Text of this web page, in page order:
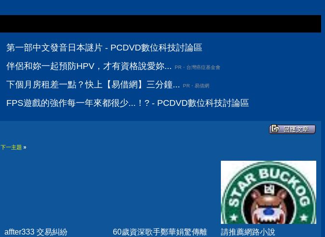
第一部中文發音日本謎片 - PCDVD數位科技討論區
伴侶和妳一起預防HPV，才有資格說愛妳...
PR・台灣癌症基金會
下個月房租差一點？快上【易借網】三分鐘... PR・易借網
FPS遊戲的強作每一年來都很少...！? - PCDVD數位科技討論區
下一主題 »
affter333 交易糾紛
60歲資深歌手鄭華娟驚傳離
請推薦網路小說